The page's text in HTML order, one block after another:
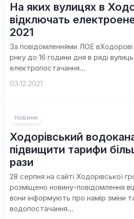
На яких вулицях в
відключать
2021
За повідомленнями ЛОЕ вХодорові
рнку до 16 години дня в ряді
електропостачання...
03.12.2021
Новини
Ходорівський
підвищити тарифи
рази
28 серпня на сайті Ходорівської
розміщено новину-повідомлення
вони інформують про намір зміни
водопостачання...